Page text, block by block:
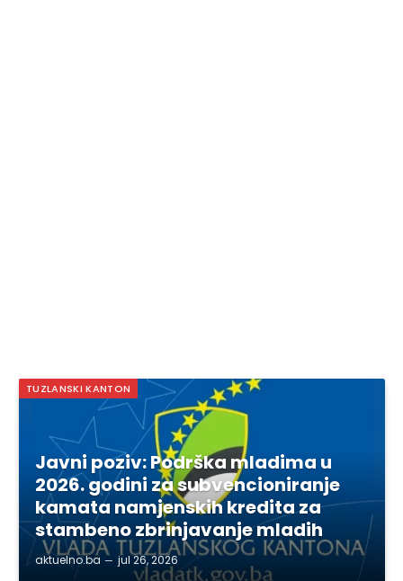
TUZLANSKI KANTON
Javni poziv: Podrška mladima u
2026. godini za subvencioniranje
kamata namjenskih kredita za
stambeno zbrinjavanje mladih
aktuelno.ba jul 26, 2026